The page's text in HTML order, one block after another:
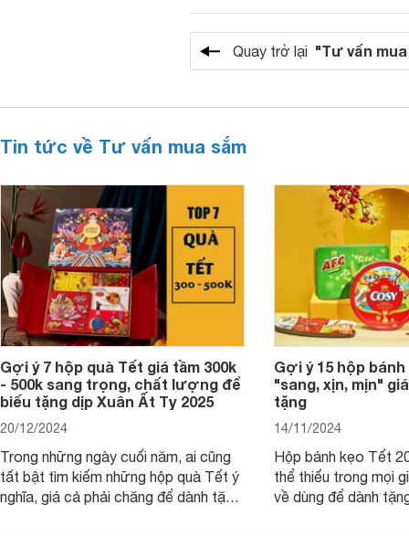
Quay trở lại "Tư vấn
Tin tức về Tư vấn mua sắm
Gợi ý 7 hộp quà Tết giá tầm 300k
- 500k sang trọng, chất lượng để
biếu tặng dịp Xuân Ất Tỵ 2025
20/12/2024
Trong những ngày cuối năm, ai cũng
tất bật tìm kiếm những hộp quà Tết ý
nghĩa, giá cả phải chăng để dành tặng
Gợi ý 15 hộp
"sang, xịn, mịn"
tặng
14/11/2024
Hộp bánh kẹo Tết
thể thiếu trong mọi
về dùng để dành